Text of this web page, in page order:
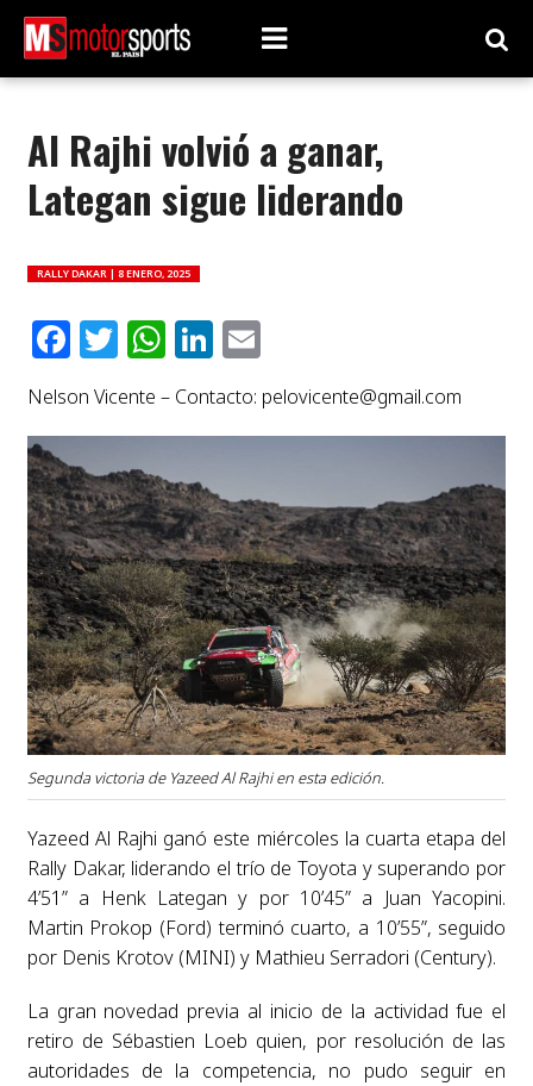
Al Rajhi volvió a ganar,
Lategan sigue liderando
RALLY DAKAR | 8 ENERO, 2025
Facebook
Twitter
WhatsApp
LinkedIn
Email
Nelson Vicente – Contacto: pelovicente@gmail.com
Segunda victoria de Yazeed Al Rajhi en esta edición.
Yazeed Al Rajhi ganó este miércoles la cuarta etapa del
Rally Dakar, liderando el trío de Toyota y superando por
4’51” a Henk Lategan y por 10’45” a Juan Yacopini.
Martin Prokop (Ford) terminó cuarto, a 10’55”, seguido
por Denis Krotov (MINI) y Mathieu Serradori (Century).
La gran novedad previa al inicio de la actividad fue el
retiro de Sébastien Loeb quien, por resolución de las
autoridades de la competencia, no pudo seguir en